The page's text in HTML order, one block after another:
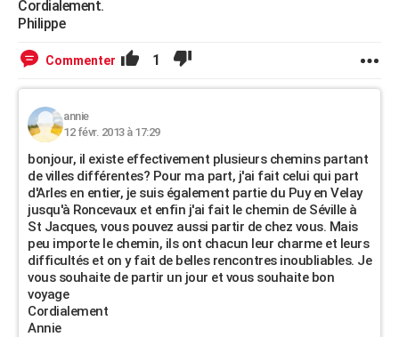
Cordialement.
Philippe
Commenter 1
annie
12 févr. 2013 à 17:29
bonjour, il existe effectivement plusieurs chemins partant
de villes différentes? Pour ma part, j'ai fait celui qui part
d'Arles en entier, je suis également partie du Puy en Velay
jusqu'à Roncevaux et enfin j'ai fait le chemin de Séville à
St Jacques, vous pouvez aussi partir de chez vous. Mais
peu importe le chemin, ils ont chacun leur charme et leurs
difficultés et on y fait de belles rencontres inoubliables. Je
vous souhaite de partir un jour et vous souhaite bon
voyage
Cordialement
Annie